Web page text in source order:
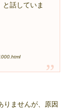
話していま
りませんが、原因